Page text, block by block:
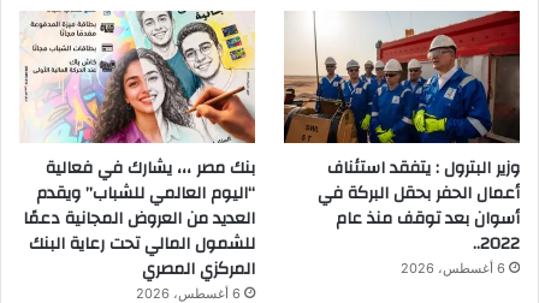
وزير البترول : يتفقد استئناف
أعمال الحفر بحقل البركة في
أسوان بعد توقف منذ عام
2022..
6 أغسطس، 2026
بنك مصر ،،، يشارك في فعالية
“اليوم العالمي للشباب” ويقدم
العديد من العروض المجانية دعمًا
للشمول المالي تحت رعاية البنك
المركزي المصري
6 أغسطس، 2026